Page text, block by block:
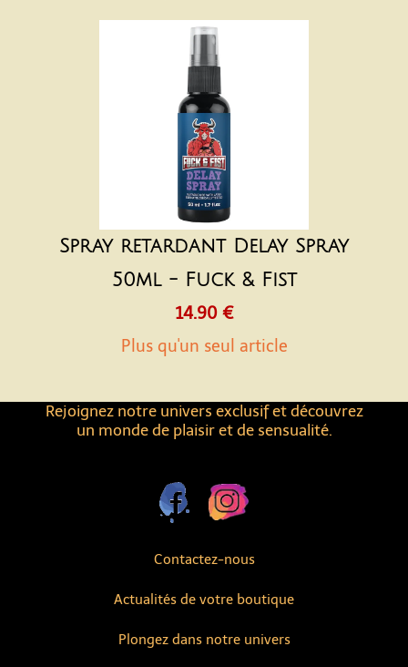
Contactez-nous
Actualités de votre boutique
Rejoignez notre univers exclusif et découvrez
un monde de plaisir et de sensualité.
Plongez dans notre univers
Spray retardant Delay Spray
50ml - Fuck & Fist
14.90 €
Plus qu'un seul article